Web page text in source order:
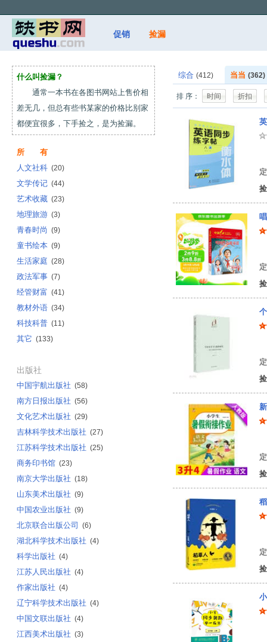
促销 捡漏
什么叫捡漏？
通常一本书在各图书网站上售价相
差无几，但总有些书某家的价格比别家
都便宜很多，下手捡之，是为捡漏。
所 有
人文社科 (20)
文学传记 (44)
艺术收藏 (23)
地理旅游 (3)
青春时尚 (9)
童书绘本 (9)
生活家庭 (28)
政法军事 (7)
经管财富 (41)
教材外语 (34)
科技科普 (11)
其它 (133)
出版社
中国宇航出版社 (58)
南方日报出版社 (56)
文化艺术出版社 (29)
吉林科学技术出版社 (27)
江苏科学技术出版社 (25)
商务印书馆 (23)
南京大学出版社 (18)
山东美术出版社 (9)
中国农业出版社 (9)
北京联合出版公司 (6)
湖北科学技术出版社 (4)
科学出版社 (4)
江苏人民出版社 (4)
作家出版社 (4)
辽宁科学技术出版社 (4)
中国文联出版社 (4)
江西美术出版社 (3)
综合 (412) 当当 (362)
排 序： 时间 折扣